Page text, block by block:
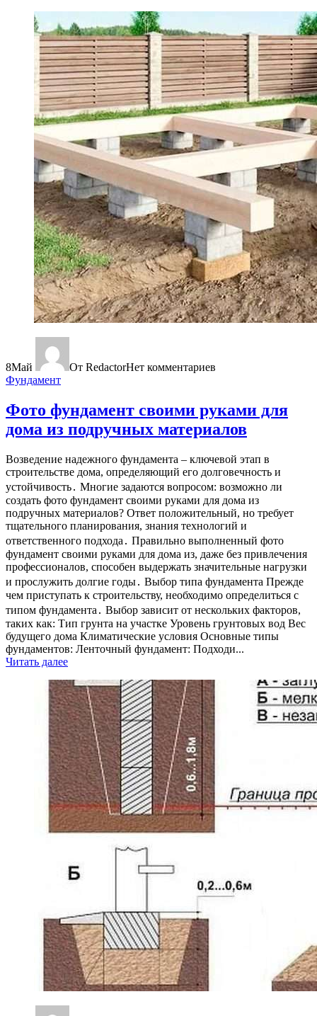
8Май От RedactorНет комментариев
Фундамент
Фото фундамент своими руками для
дома из подручных материалов
Возведение надежного фундамента – ключевой этап в
строительстве дома, определяющий его долговечность и
устойчивость․ Многие задаются вопросом: возможно ли
создать фото фундамент своими руками для дома из
подручных материалов? Ответ положительный, но требует
тщательного планирования, знания технологий и
ответственного подхода․ Правильно выполненный фото
фундамент своими руками для дома из, даже без привлечения
профессионалов, способен выдержать значительные нагрузки
и прослужить долгие годы․ Выбор типа фундамента Прежде
чем приступать к строительству, необходимо определиться с
типом фундамента․ Выбор зависит от нескольких факторов,
таких как: Тип грунта на участке Уровень грунтовых вод Вес
будущего дома Климатические условия Основные типы
фундаментов: Ленточный фундамент: Подходи...
Читать далее